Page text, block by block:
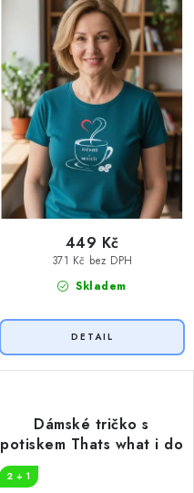
Skladem
371 Kč bez DPH
449 Kč
Dámské tričko s
potiskem Thats what i do
2 + 1